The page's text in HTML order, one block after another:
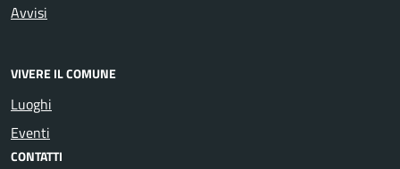
Avvisi
VIVERE IL COMUNE
Luoghi
Eventi
CONTATTI